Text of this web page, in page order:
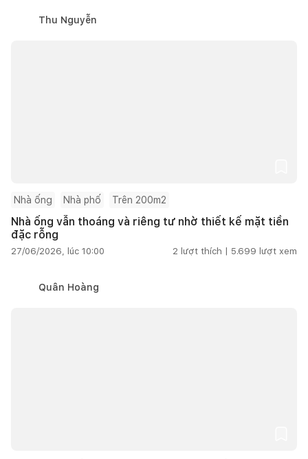
Thu Nguyễn
Nhà ống Nhà phố Trên 200m2
Nhà ống vẫn thoáng và riêng tư nhờ thiết kế mặt tiền
đặc rỗng
27/06/2026, lúc 10:00 2 lượt thích | 5.699 lượt xem
Quân Hoàng